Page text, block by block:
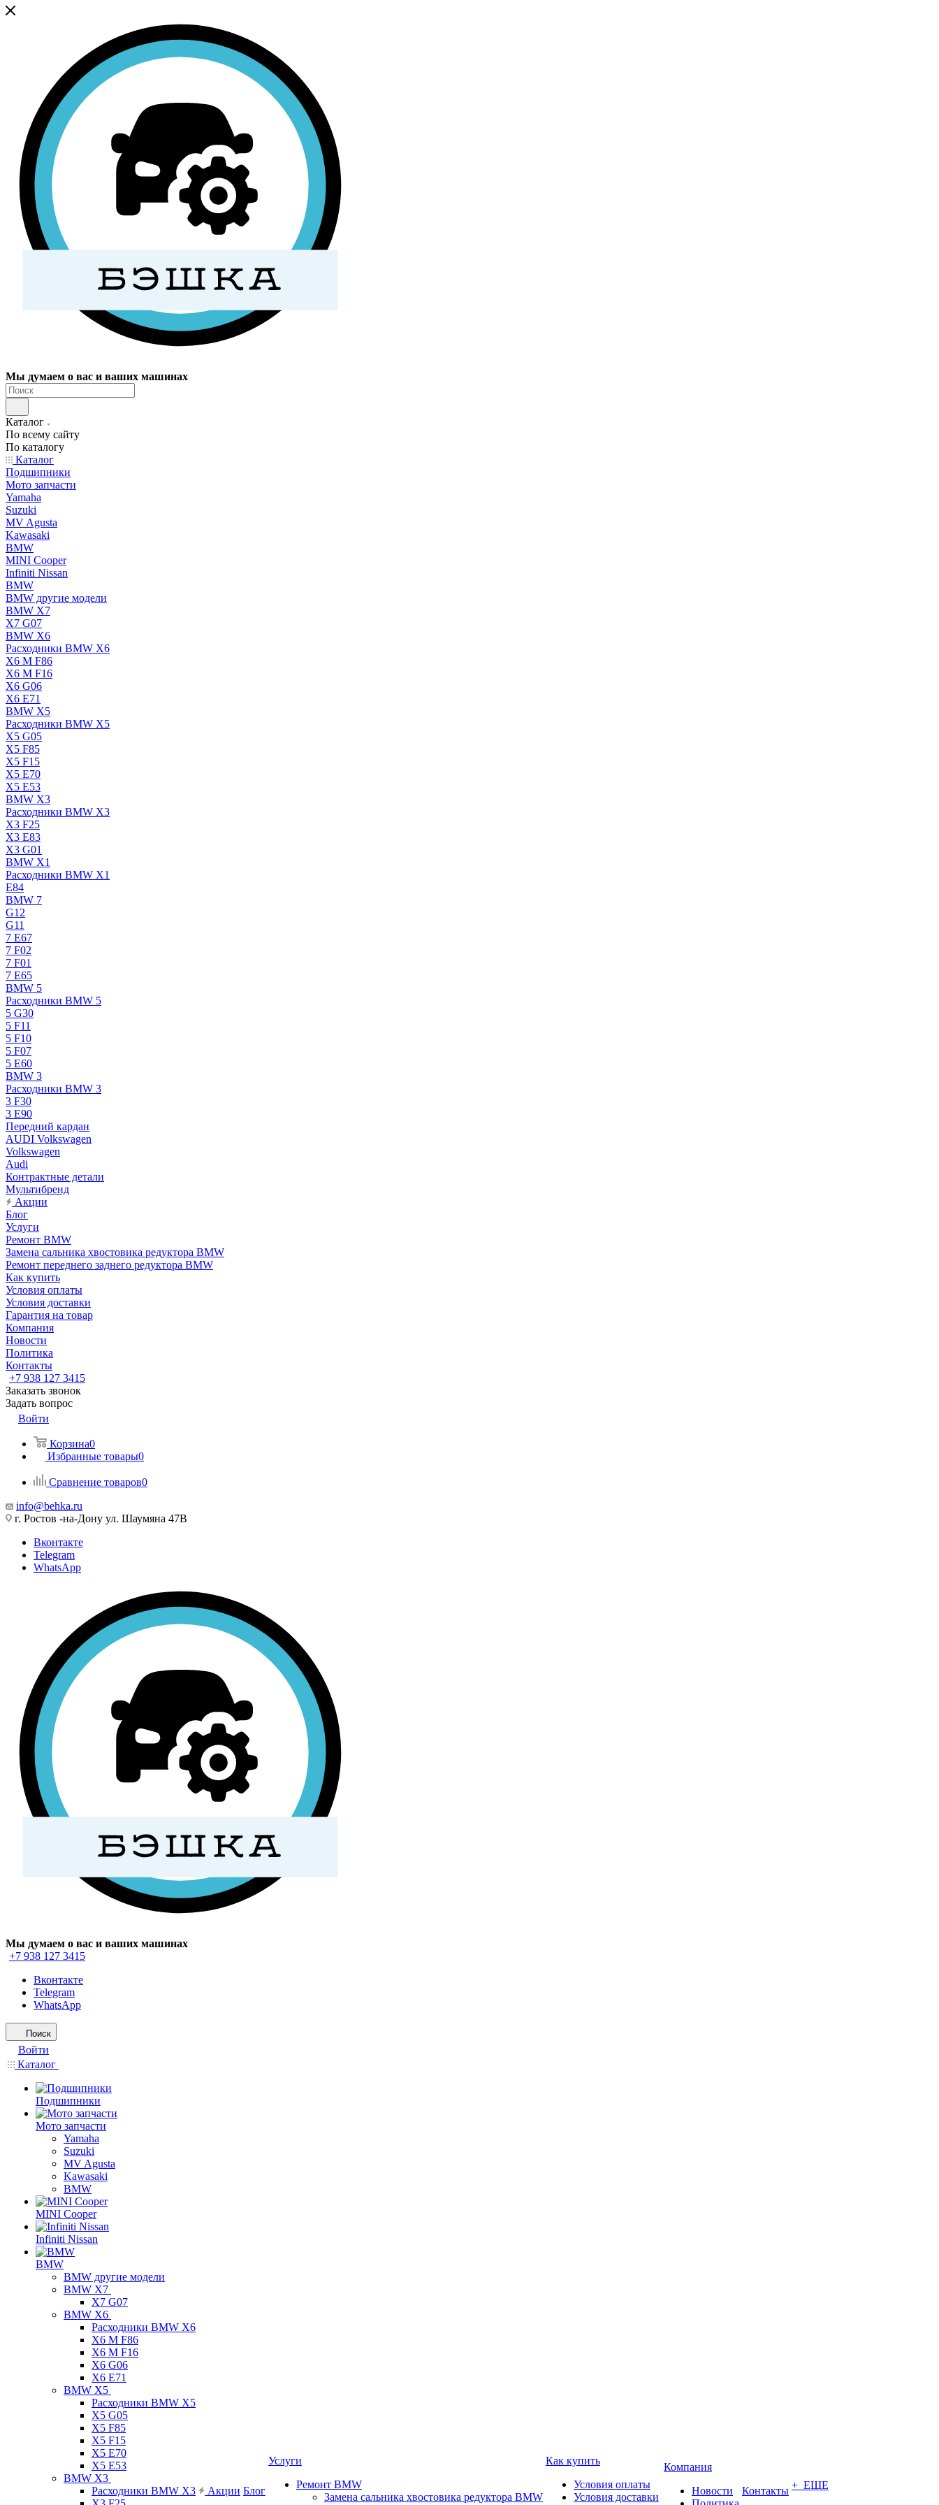
Мы думаем о вас и ваших машинах
Каталог
По всему сайту
По каталогу
Каталог
Подшипники
Мото запчасти
Yamaha
Suzuki
MV Agusta
Kawasaki
BMW
MINI Cooper
Infiniti Nissan
BMW
BMW другие модели
BMW X7
X7 G07
BMW X6
Расходники BMW X6
X6 M F86
X6 M F16
X6 G06
X6 E71
BMW X5
Расходники BMW X5
X5 G05
X5 F85
X5 F15
X5 E70
X5 E53
BMW X3
Расходники BMW X3
X3 F25
X3 E83
X3 G01
BMW X1
Расходники BMW X1
E84
BMW 7
G12
G11
7 Е67
7 F02
7 F01
7 E65
BMW 5
Расходники BMW 5
5 G30
5 F11
5 F10
5 F07
5 E60
BMW 3
Расходники BMW 3
3 F30
3 E90
Передний кардан
AUDI Volkswagen
Volkswagen
Audi
Контрактные детали
Мультибренд
Акции
Блог
Услуги
Ремонт BMW
Замена сальника хвостовика редуктора BMW
Ремонт переднего заднего редуктора BMW
Как купить
Условия оплаты
Условия доставки
Гарантия на товар
Компания
Новости
Политика
Контакты
+7 938 127 3415
Заказать звонок
Задать вопрос
Войти
Корзина0
Избранные товары0
Сравнение товаров0
info@behka.ru
г. Ростов -на-Дону ул. Шаумяна 47В
Вконтакте
Telegram
WhatsApp
Мы думаем о вас и ваших машинах
+7 938 127 3415
Вконтакте
Telegram
WhatsApp
Поиск
Войти
Каталог
Подшипники
Мото запчасти
Yamaha
Suzuki
MV Agusta
Kawasaki
BMW
MINI Cooper
Infiniti Nissan
BMW
BMW другие модели
BMW X7
X7 G07
BMW X6
Расходники BMW X6
X6 M F86
X6 M F16
X6 G06
X6 E71
BMW X5
Расходники BMW X5
X5 G05
X5 F85
X5 F15
X5 E70
X5 E53
BMW X3
Расходники BMW X3
Акции Блог
Услуги
Ремонт BMW
Замена сальника хвостовика редуктора BMW
Как купить
Условия оплаты
Условия доставки
Компания
Новости
Контакты + ЕЩЕ